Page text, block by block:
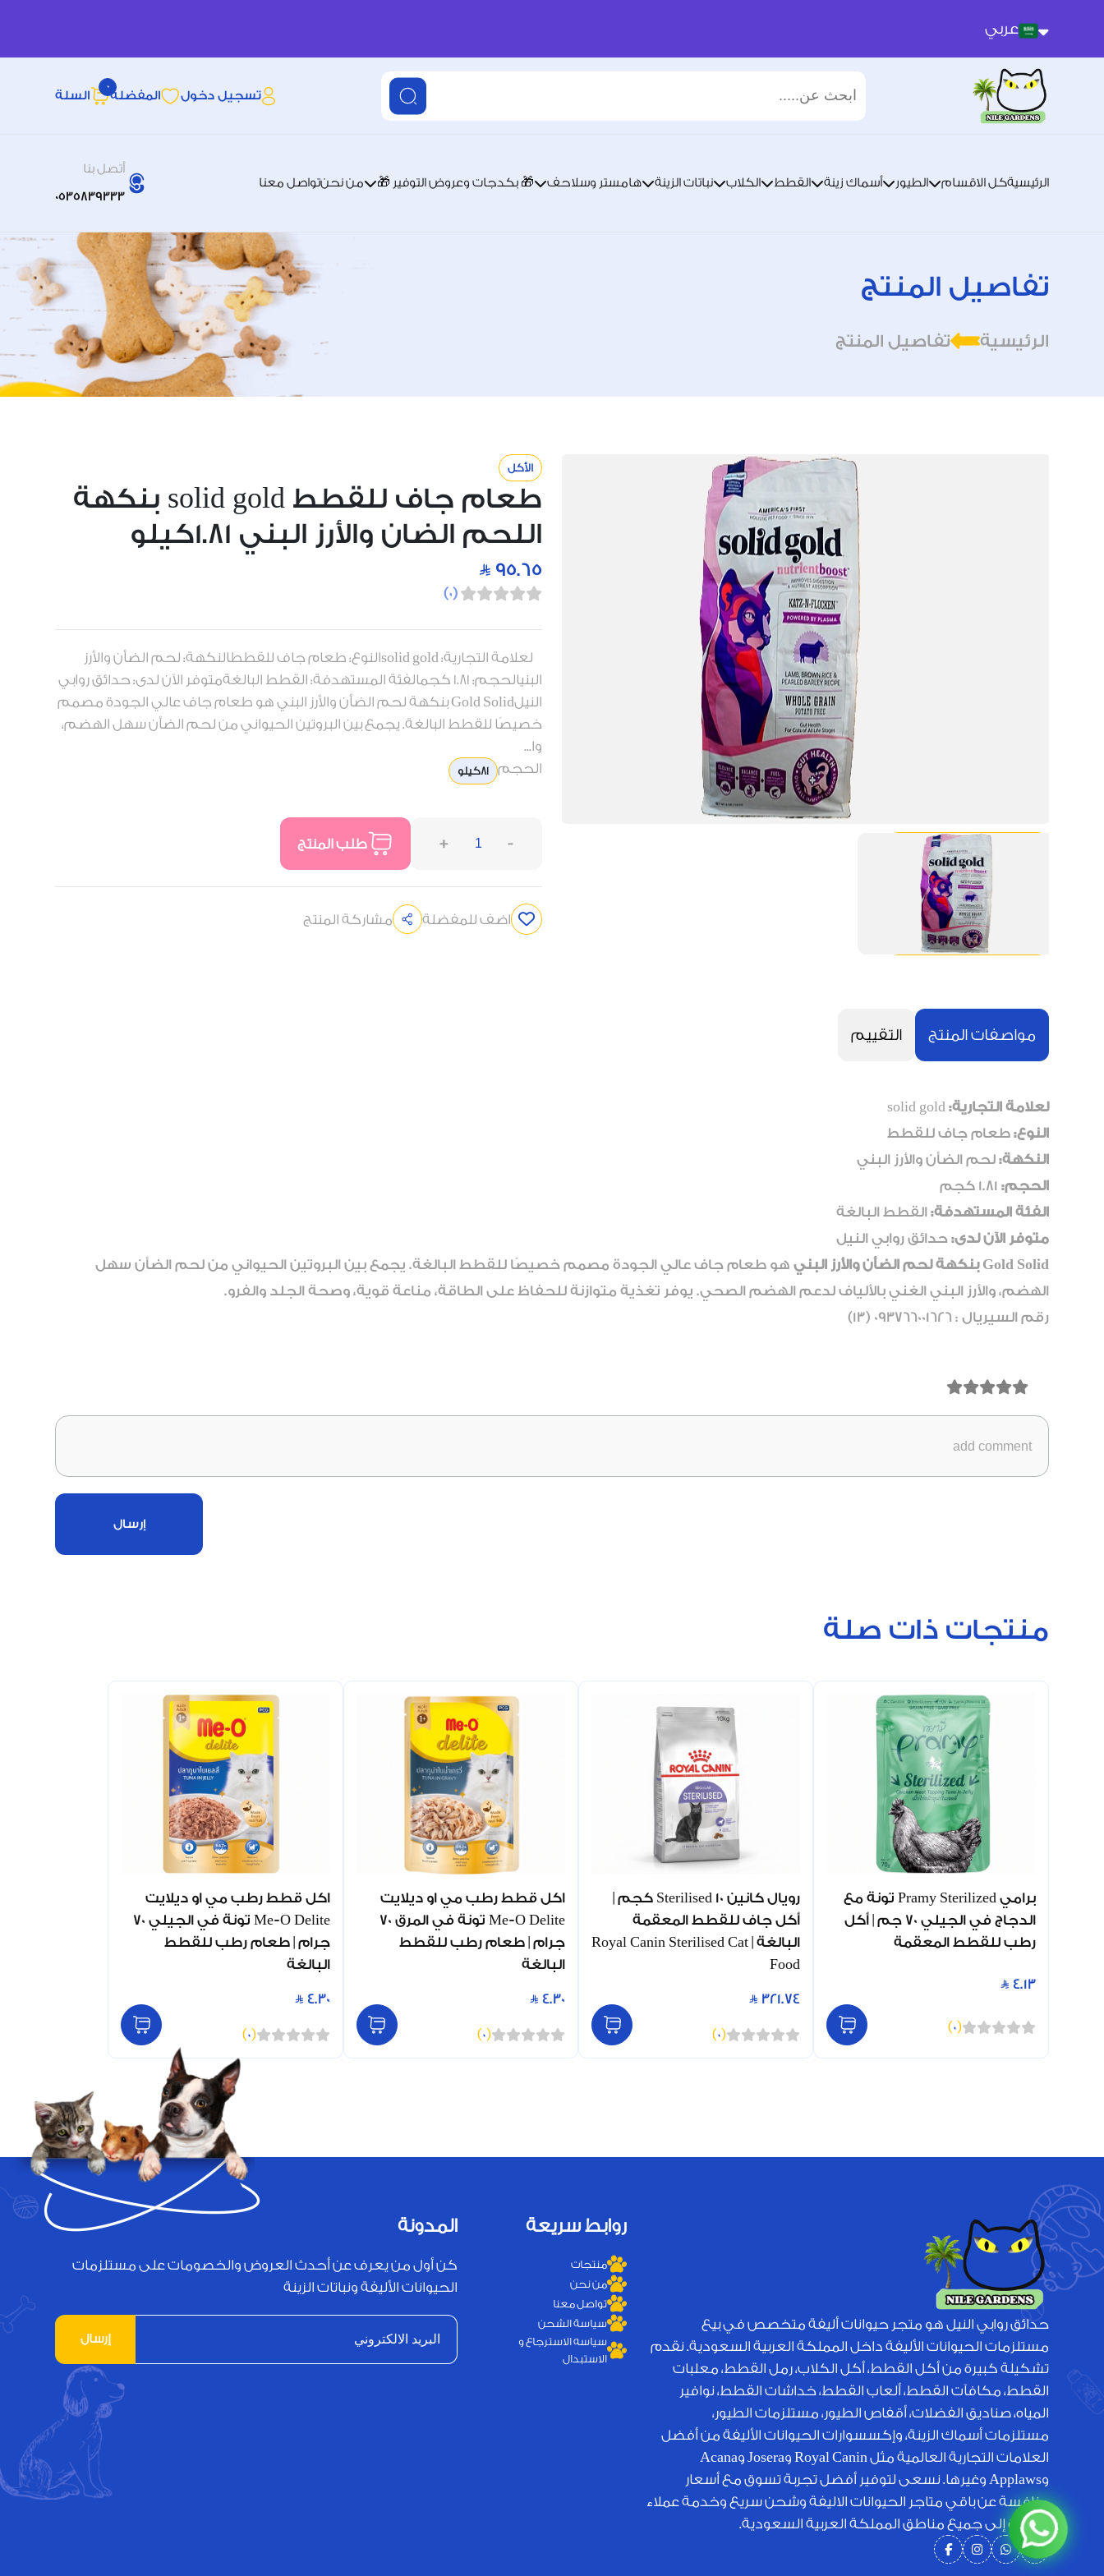
عربي
عربي
انجليزي
تسجيل دخول المفضله
0
السلة
الرئيسيةكل الاقسام الطيور أسماك زينة القطط الكلاب نباتات الزينة هامستر وسلاحف 🎁 بكدجات وعروض التوفير 🎁 من نحنتواصل معنا
أتصل بنا
0535839333
تفاصيل المنتج
الرئيسية تفاصيل المنتج
الأكل
طعام جاف للقطط solid gold بنكهة
اللحم الضان والأرز البني 1.81كيلو
95.65
(
0
)
لعلامة التجارية: solid goldالنوع: طعام جاف للقططالنكهة: لحم الضأن والأرز
البنيالحجم: 1.81 كجمالفئة المستهدفة: القطط البالغةمتوفر الآن لدى: حدائق روابي
النيلGold Solid بنكهة لحم الضأن والأرز البني هو طعام جاف عالي الجودة مصمم
خصيصًا للقطط البالغة. يجمع بين البروتين الحيواني من لحم الضأن سهل الهضم،
وا...
الحجم
81كيلو
-
+ طلب المنتج
اضف للمفضلة مشاركة المنتج
مواصفات المنتج التقييم
لعلامة التجارية: solid gold
النوع: طعام جاف للقطط
النكهة: لحم الضأن والأرز البني
الحجم:
الفئة المستهدفة: القطط البالغة
متوفر الآن لدى: حدائق روابي النيل
Gold Solid بنكهة لحم الضأن والأرز البني
هو طعام جاف عالي الجودة مصمم خصيصًا للقطط البالغة. يجمع بين البروتين الحيواني من لحم الضأن سهل
الهضم، والأرز البني الغني بالألياف لدعم الهضم الصحي. يوفر تغذية متوازنة للحفاظ على الطاقة، مناعة قوية، وصحة الجلد والفرو.
رقم السيريال : 093766001626 (13)
إرسال
منتجات ذات صلة
برامي Pramy Sterilized تونة مع
الدجاج في الجيلي 70 جم | أكل
رطب للقطط المعقمة
4.13
(
0
)
رويال كانين Sterilised 10 كجم |
أكل جاف للقطط المعقمة
البالغة | Royal Canin Sterilised Cat
Food
321.74
(
0
)
اكل قطط رطب مي او ديلايت
Me-O Delite تونة في المرق 70
جرام | طعام رطب للقطط
البالغة
4.30
(
0
)
اكل قطط رطب مي او ديلايت
Me-O Delite تونة في الجيلي 70
جرام | طعام رطب للقطط
البالغة
4.30
(
0
)
حدائق روابي النيل هو متجر حيوانات أليفة متخصص في بيع
مستلزمات الحيوانات الأليفة داخل المملكة العربية السعودية. نقدم
تشكيلة كبيرة من أكل القطط، أكل الكلاب، رمل القطط، معلبات
القطط، مكافآت القطط، ألعاب القطط، خداشات القطط، نوافير
المياه، صناديق الفضلات، أقفاص الطيور، مستلزمات الطيور،
مستلزمات أسماك الزينة، وإكسسوارات الحيوانات الأليفة من أفضل
العلامات التجارية العالمية مثل Royal Canin وJosera وAcana
وApplaws وغيرها. نسعى لتوفير أفضل تجربة تسوق مع أسعار
منافسة عن باقي متاجر الحيوانات الاليفة وشحن سريع وخدمة عملاء
متميزة إلى جميع مناطق المملكة العربية السعودية.
روابط سريعة
منتجات
من نحن
تواصل معنا
سياسة الشحن
سياسه الاسترجاع و
الاستبدال
المدونة
كن أول من يعرف عن أحدث العروض والخصومات على مستلزمات
الحيوانات الأليفة ونباتات الزينة
إرسال